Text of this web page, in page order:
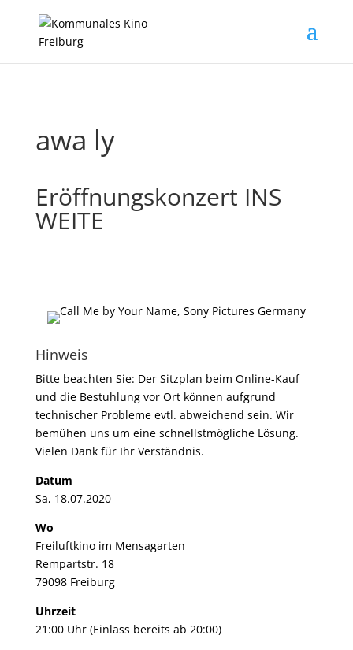
awa ly
Eröffnungskonzert INS
WEITE
Hinweis
Bitte beachten Sie: Der Sitzplan beim Online-Kauf
und die Bestuhlung vor Ort können aufgrund
technischer Probleme evtl. abweichend sein. Wir
bemühen uns um eine schnellstmögliche Lösung.
Vielen Dank für Ihr Verständnis.
Datum
Sa, 18.07.2020
Wo
Freiluftkino im Mensagarten
Rempartstr. 18
79098 Freiburg
Uhrzeit
21:00 Uhr (Einlass bereits ab 20:00)